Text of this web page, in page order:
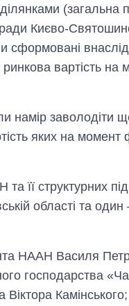
(загальна
ради Києво-
сформовані
вартість на
намір заволодіти
яких на момент
її структурних
області та один
НААН Василя
господарства